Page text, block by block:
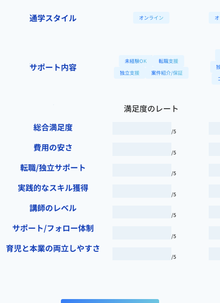
通学スタイル オンライン
サポート内容
未経験OK
転職支援
独立支援
案件紹介/保証
総合満足度
費用の安さ
転職/独立サポート
実践的なスキル獲得
講師のレベル
サポート/フォロー体制
育児と本業の両立しやすさ
満足度のレート
/5
/5
/5
/5
/5
/5
/5